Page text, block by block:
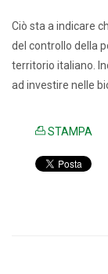
Ciò sta a indicare
del controllo della
territorio italiano.
ad investire nelle
STAMPA